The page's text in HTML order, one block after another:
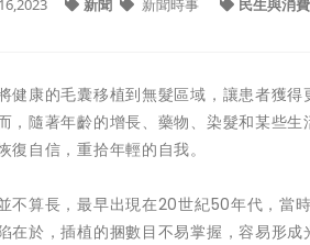
新聞 新聞時事 民生與消費
健康的毛囊移植到無髮區域，讓患者獲
，隨著年齡的增長、藥物、染髮和某些
自信，重拾年輕的自我。
不算長，最早出現在20世紀50年代，當
在於，插植的捆數目不易掌握，容易形